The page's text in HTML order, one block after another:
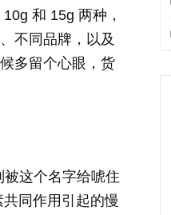
和 15g 两种，
不同品牌，以及
多留个心眼，货
被这个名字给唬住
同作用引起的慢